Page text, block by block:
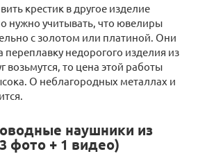
крестик в другое изделие
нужно учитывать, что ювелиры
с золотом или платиной. Они
переплавку недорогого изделия из
возьмутся, то цена этой работы
О неблагородных металлах и
наушники из
фото + 1 видео)